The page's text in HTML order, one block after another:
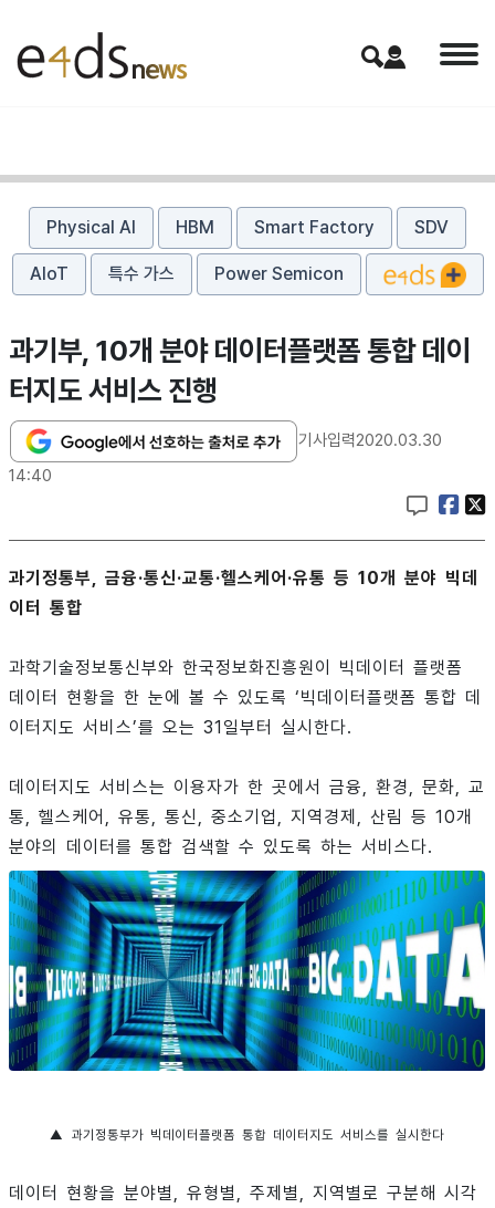
Physical AI HBM Smart Factory SDV
AIoT 특수 가스 Power Semicon
과기부, 10개 분야 데이터플랫폼 통합 데이
터지도 서비스 진행
기사입력2020.03.30
14:40
과기정통부, 금융·통신·교통·헬스케어·유통 등 10개 분야 빅데
이터 통합
과학기술정보통신부와 한국정보화진흥원이 빅데이터 플랫폼
데이터 현황을 한 눈에 볼 수 있도록 ‘빅데이터플랫폼 통합 데
이터지도 서비스’를 오는 31일부터 실시한다.
데이터지도 서비스는 이용자가 한 곳에서 금융, 환경, 문화, 교
통, 헬스케어, 유통, 통신, 중소기업, 지역경제, 산림 등 10개
분야의 데이터를 통합 검색할 수 있도록 하는 서비스다.
▲ 과기정통부가 빅데이터플랫폼 통합 데이터지도 서비스를 실시한다
데이터 현황을 분야별, 유형별, 주제별, 지역별로 구분해 시각